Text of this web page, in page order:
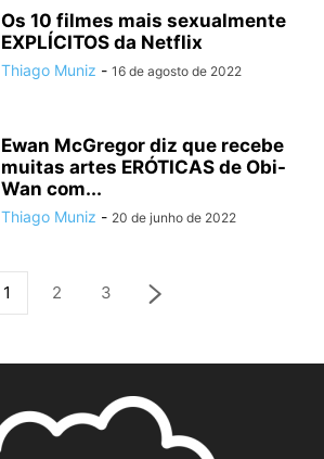
Os 10 filmes mais sexualmente
EXPLÍCITOS da Netflix
Thiago Muniz - 16 de agosto de 2022
Ewan McGregor diz que recebe
muitas artes ERÓTICAS de Obi-
Wan com...
Thiago Muniz - 20 de junho de 2022
1 2 3